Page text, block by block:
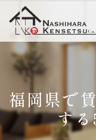
福岡県で
す